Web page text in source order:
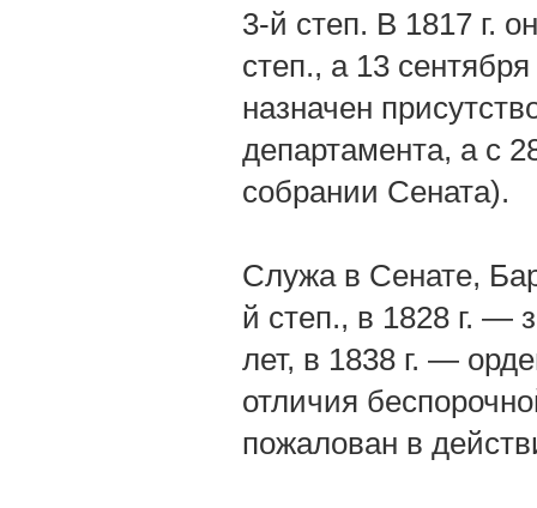
3-й степ. В 1817 г.
степ., а 13
назначен
департамента, а с
собрании Сената).
Служа в Сенате,
й степ., в 1828 г. —
лет, в 1838 г. —
отличия
пожалован в